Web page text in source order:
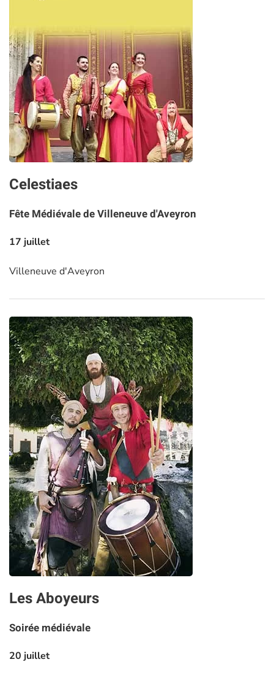
Celestiaes
Fête Médiévale de Villeneuve d'Aveyron
17 juillet
Villeneuve d'Aveyron
Les Aboyeurs
Soirée médiévale
20 juillet